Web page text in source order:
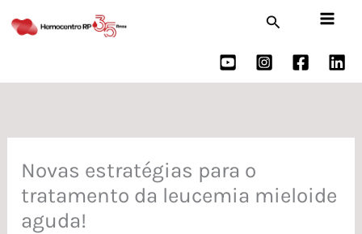
para
conteúdo
Pesquisar
Novas estratégias para o
tratamento da leucemia mieloide
aguda!